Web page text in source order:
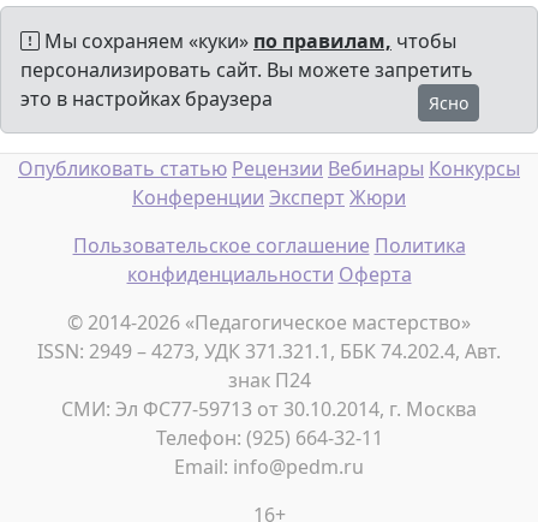
Мы сохраняем «куки» по правилам, чтобы
персонализировать сайт. Вы можете запретить
это в настройках браузера
Ясно
Опубликовать статью Рецензии Вебинары Конкурсы
Конференции ЭкспертЖюри
Пользовательское соглашение Политика
конфиденциальности Оферта
© 2014-2026 «Педагогическое мастерство»
ISSN: 2949 – 4273, УДК 371.321.1, ББК 74.202.4, Авт.
знак П24
СМИ: Эл ФС77-59713 от 30.10.2014, г. Москва
Телефон: (925) 664-32-11
Email: info@pedm.ru
16+